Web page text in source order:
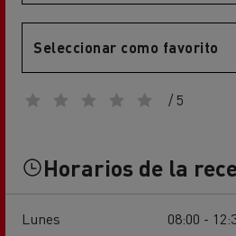
Seleccionar como favorito
/ 5
Horarios de la
Lunes
08:00 -